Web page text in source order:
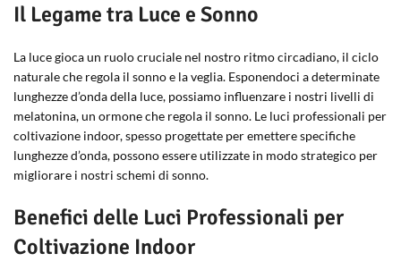
Il Legame tra Luce e Sonno
La luce gioca un ruolo cruciale nel nostro ritmo circadiano, il ciclo
naturale che regola il sonno e la veglia. Esponendoci a determinate
lunghezze d’onda della luce, possiamo influenzare i nostri livelli di
melatonina, un ormone che regola il sonno. Le luci professionali per
coltivazione indoor, spesso progettate per emettere specifiche
lunghezze d’onda, possono essere utilizzate in modo strategico per
migliorare i nostri schemi di sonno.
Benefici delle Luci Professionali per
Coltivazione Indoor